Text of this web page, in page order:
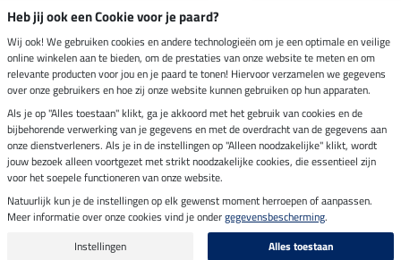
Verzending per
Veilig betalen met
Impressum
Laatste update op 07.08.2026 om 14:39 uur
Alle prijzen in euro's, incl. BTW, excl. verzendkosten.
Heb jij ook een Cookie voor je paard?
Wij ook! We gebruiken cookies en andere technologieën om je een optimale en veilige
online winkelen aan te bieden, om de prestaties van onze website te meten en om
relevante producten voor jou en je paard te tonen! Hiervoor verzamelen we gegevens
over onze gebruikers en hoe zij onze website kunnen gebruiken op hun apparaten.
Als je op "Alles toestaan" klikt, ga je akkoord met het gebruik van cookies en de
bijbehorende verwerking van je gegevens en met de overdracht van de gegevens aan
onze dienstverleners. Als je in de instellingen op "Alleen noodzakelijke" klikt, wordt
jouw bezoek alleen voortgezet met strikt noodzakelijke cookies, die essentieel zijn
voor het soepele functioneren van onze website.
Natuurlijk kun je de instellingen op elk gewenst moment herroepen of aanpassen.
Meer informatie over onze cookies vind je ondergegevensbescherming.
Instellingen
Alles toestaan